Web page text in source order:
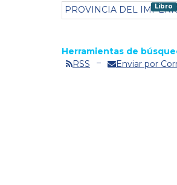
PROVINCIA DEL Libro
Herramientas de
RSS
Enviar por